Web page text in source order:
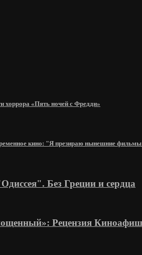
хоррора «Пять ночей с Фредди»
кино: "Я презираю нынешние
Без Греции и сердца
Рецензия